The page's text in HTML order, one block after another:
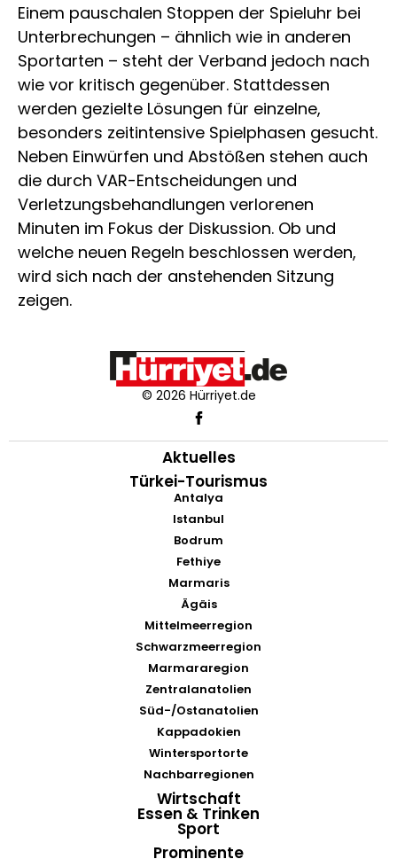
Einem pauschalen Stoppen der Spieluhr bei
Unterbrechungen – ähnlich wie in anderen
Sportarten – steht der Verband jedoch nach
wie vor kritisch gegenüber. Stattdessen
werden gezielte Lösungen für einzelne,
besonders zeitintensive Spielphasen gesucht.
Neben Einwürfen und Abstößen stehen auch
die durch VAR-Entscheidungen und
Verletzungsbehandlungen verlorenen
Minuten im Fokus der Diskussion. Ob und
welche neuen Regeln beschlossen werden,
wird sich nach der anstehenden Sitzung
zeigen.
© 2026 Hürriyet.de
Aktuelles
Türkei-Tourismus
Antalya
Istanbul
Bodrum
Fethiye
Marmaris
Ägäis
Mittelmeerregion
Schwarzmeerregion
Marmararegion
Zentralanatolien
Süd-/Ostanatolien
Kappadokien
Wintersportorte
Nachbarregionen
Wirtschaft
Essen & Trinken
Sport
Prominente